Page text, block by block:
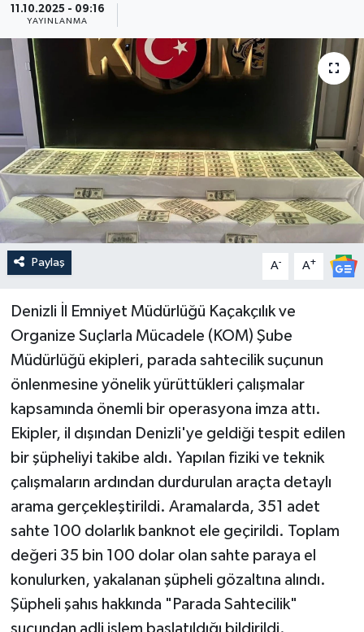
11.10.2025 - 09:16
YAYINLANMA
Paylaş A- A+
Denizli İl Emniyet Müdürlüğü Kaçakçılık ve
Organize Suçlarla Mücadele (KOM) Şube
Müdürlüğü ekipleri, parada sahtecilik suçunun
önlenmesine yönelik yürüttükleri çalışmalar
kapsamında önemli bir operasyona imza attı.
Ekipler, il dışından Denizli'ye geldiği tespit edilen
bir şüpheliyi takibe aldı. Yapılan fiziki ve teknik
çalışmaların ardından durdurulan araçta detaylı
arama gerçekleştirildi. Aramalarda, 351 adet
sahte 100 dolarlık banknot ele geçirildi. Toplam
değeri 35 bin 100 dolar olan sahte paraya el
konulurken, yakalanan şüpheli gözaltına alındı.
Şüpheli şahıs hakkında "Parada Sahtecilik"
suçundan adli işlem başlatıldığı bildirildi.
Kültür & Sanat
Magazin
Resmi İlan
Sağlık & Yaşam
Siyaset
Spor